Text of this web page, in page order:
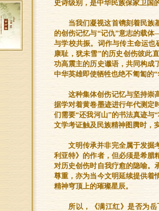
史诗级别，是中华民族保家卫国
当我们凝视这首镌刻着民族
的创伤记忆与“记仇”意志的载
与学校共振。词作与传主命运也
康耻，犹未雪”的历史创伤彼此
功高震主的历史谶语，共同构成
中华英雄即使牺牲也绝不匍匐的“
这种集体创伤记忆与坚持崇
据学对着黄卷墨迹进行年代测
们需要“还我河山”的书法真迹与
文学考证触及民族精神图腾时，
文明传承并非完全属于发掘
利亚特》的作者，但必须是希腊
对历史创伤时自我疗愈的隐喻。
尊重，亦为当今文明延续提供
精神穹顶上的璀璨星辰。
所以，《满江红》是否为